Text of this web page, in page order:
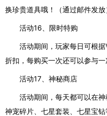
换珍贵道具哦！（通过邮件发放
活动16、限时特购
活动期间，玩家每日可根
折扣，每购买一次还可以参与一
活动17、神秘商店
活动期间，每天都可以在
神宠碎片、七星套装、七星宝钻